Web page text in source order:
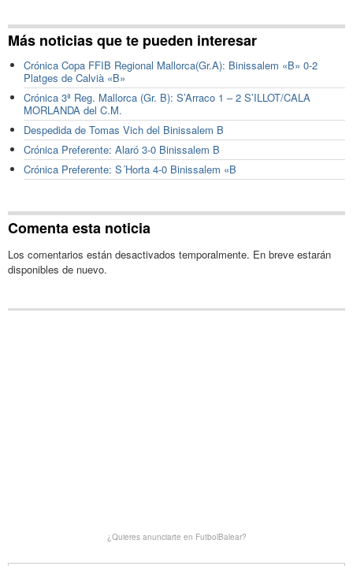
Más noticias que te pueden interesar
Crónica Copa FFIB Regional Mallorca(Gr.A): Binissalem «B» 0-2
Platges de Calvià «B»
Crónica 3ª Reg. Mallorca (Gr. B): S’Arraco 1 – 2 S’ILLOT/CALA
MORLANDA del C.M.
Despedida de Tomas Vich del Binissalem B
Crónica Preferente: Alaró 3-0 Binissalem B
Crónica Preferente: S´Horta 4-0 Binissalem «B
Comenta esta noticia
Los comentarios están desactivados temporalmente. En breve estarán
disponibles de nuevo.
¿Quieres anunciarte en FutbolBalear?